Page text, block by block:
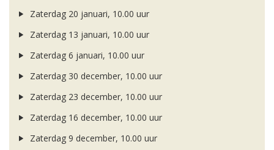
Zaterdag 20 januari, 10.00 uur
Zaterdag 13 januari, 10.00 uur
Zaterdag 6 januari, 10.00 uur
Zaterdag 30 december, 10.00 uur
Zaterdag 23 december, 10.00 uur
Zaterdag 16 december, 10.00 uur
Zaterdag 9 december, 10.00 uur